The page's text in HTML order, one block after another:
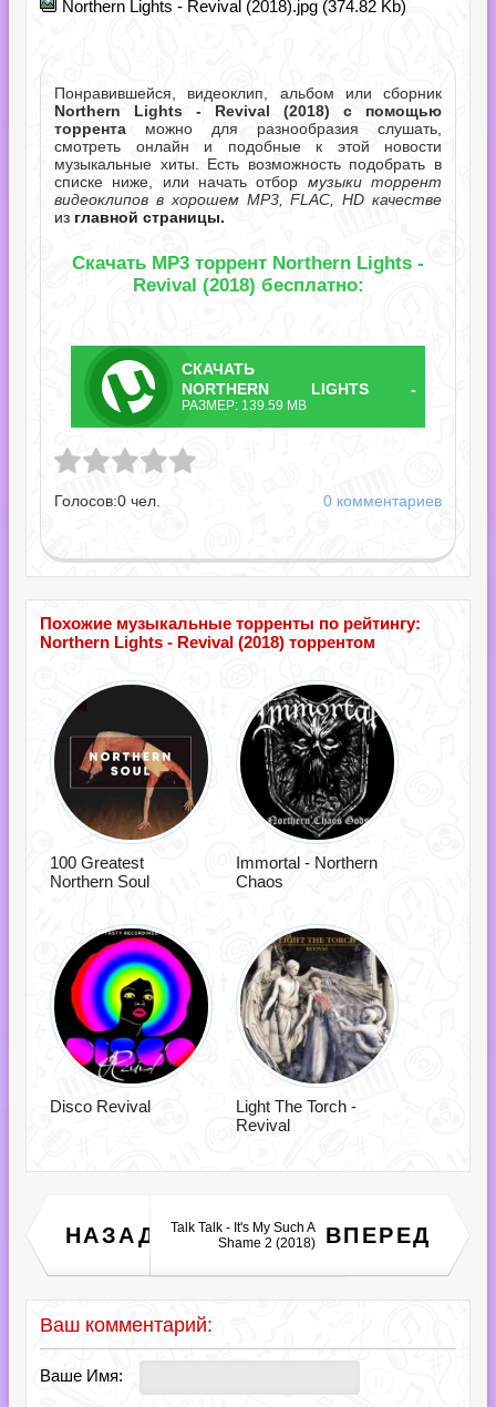
Northern Lights - Revival (2018).jpg (374.82 Kb)
Понравившейся, видеоклип, альбом или сборник
Northern Lights - Revival (2018) с помощью
торрента можно для разнообразия слушать,
смотреть онлайн и подобные к этой новости
музыкальные хиты. Есть возможность подобрать в
списке ниже, или начать отбор музыки торрент
видеоклипов в хорошем MP3, FLAC, HD качестве
из главной страницы.
Скачать MP3 торрент Northern Lights -
Revival (2018) бесплатно:
СКАЧАТЬ
ТОРРЕНТ
NORTHERN LIGHTS -
REVIVAL.TORRENT
РАЗМЕР: 139.59 MB
Голосов:0 чел. 0 комментариев
Похожие музыкальные торренты по рейтингу:
Northern Lights - Revival (2018) торрентом
100 Greatest
Northern Soul
Immortal - Northern
Chaos
Disco Revival
Light The Torch -
Revival
НАЗАД
Jupiter Panic - Days of
Sorrow (2018)
ВПЕРЕД
Talk Talk - It's My Such A
Shame 2 (2018)
Ваш комментарий:
Ваше Имя: